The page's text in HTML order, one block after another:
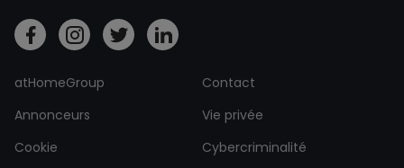
atHomeGroup
Contact
Annonceurs
Vie privée
Cookie
Cybercriminalité